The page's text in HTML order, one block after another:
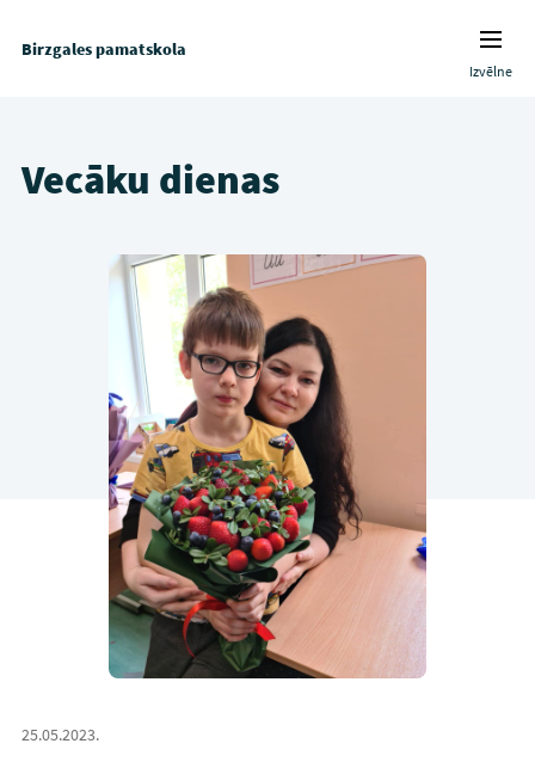
Birzgales pamatskola
Izvēlne
Vecāku dienas
25.05.2023.